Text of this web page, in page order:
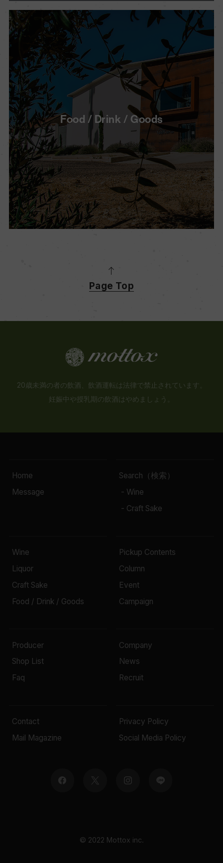
Food / Drink / Goods
Page Top
20歳未満の者の飲酒、飲酒運転は法律で禁止されています。
妊娠中や授乳期の飲酒はやめましょう。
Home
Message
Search（検索）
- Wine
- Craft Sake
Wine
Liquor
Craft Sake
Food / Drink / Goods
Pickup Contents
Column
Event
Campaign
Producer
Shop List
Faq
Company
News
Recruit
Contact
Mail Magazine
Privacy Policy
Social Media Policy
© 2022 Mottox inc.